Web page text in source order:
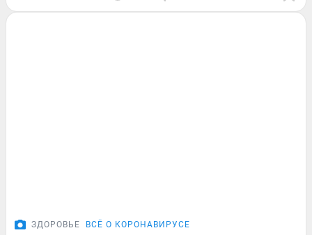
ЗДОРОВЬЕ ВСЁ О КОРОНАВИРУСЕ